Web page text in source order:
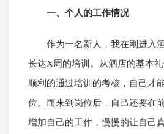
一、个人的工作情况
作为一名新人，我在刚进入
长达X周的培训。从酒店的基本
顺利的通过培训的考核，自己才
位。而来到岗位后，自己还要在
增加自己的工作，慢慢的让自己